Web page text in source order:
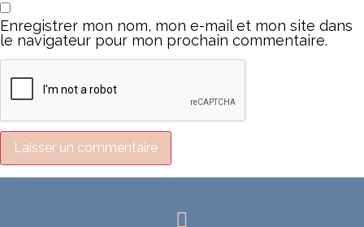
Enregistrer mon nom, mon e-mail et mon site dans
le navigateur pour mon prochain commentaire.